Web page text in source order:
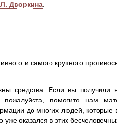
Дворкина
и самого крупного
средства. Если вы получили
помогите нам
до многих людей, которые
оказался в этих